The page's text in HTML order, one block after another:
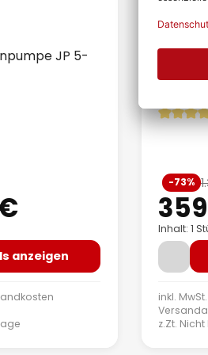
JP 5-
Preis:
anzeigen
-73%
Inhalt: 1
inkl.
z.Zt.